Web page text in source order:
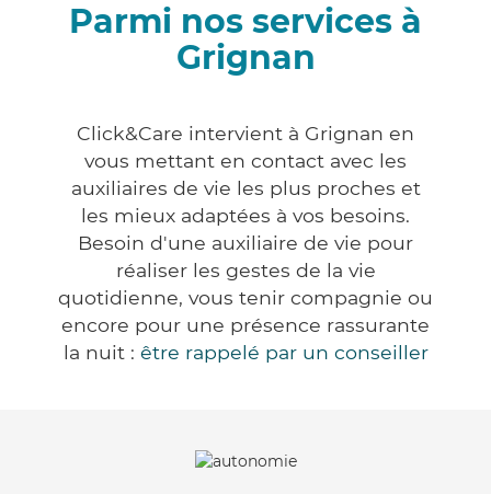
Parmi nos services à
Grignan
Click&Care intervient à Grignan en
vous mettant en contact avec les
auxiliaires de vie les plus proches et
les mieux adaptées à vos besoins.
Besoin d'une auxiliaire de vie pour
réaliser les gestes de la vie
quotidienne, vous tenir compagnie ou
encore pour une présence rassurante
la nuit : être rappelé par un conseiller